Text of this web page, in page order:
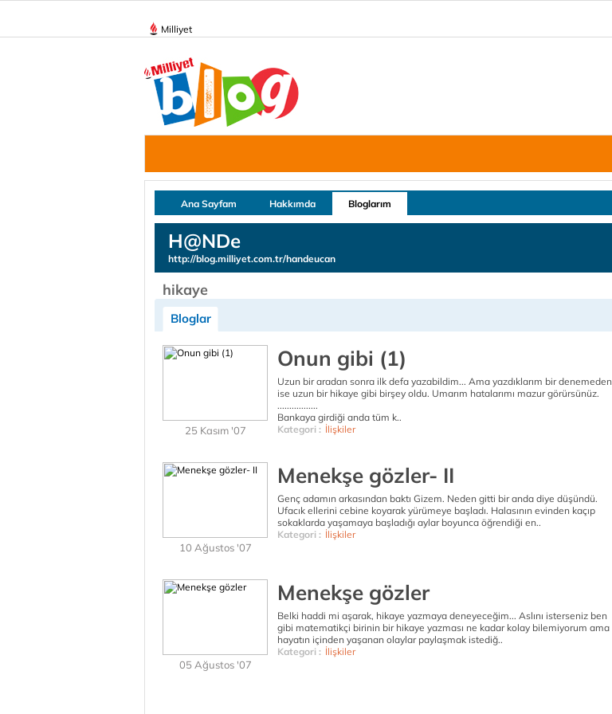
Milliyet
Ana Sayfam Hakkımda Bloglarım
H@NDe
http://blog.milliyet.com.tr/handeucan
hikaye
Bloglar
25 Kasım '07
Onun gibi (1)
Uzun bir aradan sonra ilk defa yazabildim... Ama yazdıklarım bir denemeden
ise uzun bir hikaye gibi birşey oldu. Umarım hatalarımı mazur görürsünüz.
.................
Bankaya girdiği anda tüm k..
Kategori : İlişkiler
10 Ağustos '07
Menekşe gözler- II
Genç adamın arkasından baktı Gizem. Neden gitti bir anda diye düşündü.
Ufacık ellerini cebine koyarak yürümeye başladı. Halasının evinden kaçıp
sokaklarda yaşamaya başladığı aylar boyunca öğrendiği en..
Kategori : İlişkiler
05 Ağustos '07
Menekşe gözler
Belki haddi mi aşarak, hikaye yazmaya deneyeceğim... Aslını isterseniz ben
gibi matematikçi birinin bir hikaye yazması ne kadar kolay bilemiyorum ama
hayatın içinden yaşanan olaylar paylaşmak istediğ..
Kategori : İlişkiler